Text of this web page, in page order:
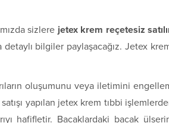
sizlere jetex krem reçetesiz
detaylı bilgiler paylaşacağız. Jetex
oluşumunu veya iletimini
yapılan jetex krem tıbbi
hafifletir. Bacaklardaki bacak